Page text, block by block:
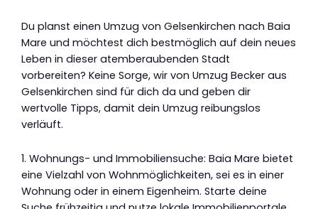
Du planst einen Umzug von Gelsenkirchen nach Baia
Mare und möchtest dich bestmöglich auf dein neues
Leben in dieser atemberaubenden Stadt
vorbereiten? Keine Sorge, wir von Umzug Becker aus
Gelsenkirchen sind für dich da und geben dir
wertvolle Tipps, damit dein Umzug reibungslos
verläuft.
1. Wohnungs- und Immobiliensuche: Baia Mare bietet
eine Vielzahl von Wohnmöglichkeiten, sei es in einer
Wohnung oder in einem Eigenheim. Starte deine